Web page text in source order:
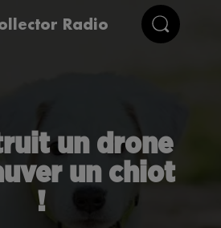
Radio
un drone
un chiot
!